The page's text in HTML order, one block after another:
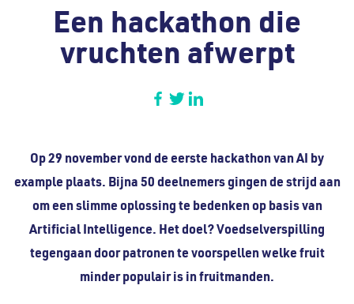
Een hackathon die
vruchten afwerpt
Op 29 november vond de eerste hackathon van AI by
example plaats. Bijna 50 deelnemers gingen de strijd aan
om een slimme oplossing te bedenken op basis van
Artificial Intelligence. Het doel? Voedselverspilling
tegengaan door patronen te voorspellen welke fruit
minder populair is in fruitmanden.